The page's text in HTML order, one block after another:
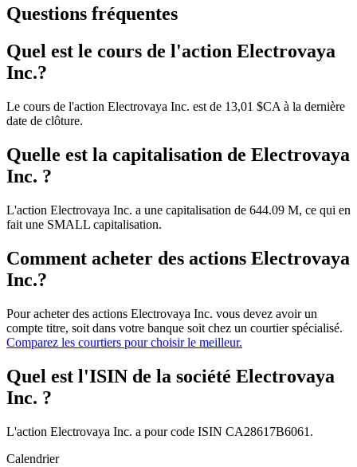
Questions fréquentes
Quel est le cours de l'action Electrovaya
Inc.?
Le cours de l'action Electrovaya Inc. est de 13,01 $CA à la dernière
date de clôture.
Quelle est la capitalisation de Electrovaya
Inc. ?
L'action Electrovaya Inc. a une capitalisation de 644.09 M, ce qui en
fait une SMALL capitalisation.
Comment acheter des actions Electrovaya
Inc.?
Pour acheter des actions Electrovaya Inc. vous devez avoir un
compte titre, soit dans votre banque soit chez un courtier spécialisé.
Comparez les courtiers pour choisir le meilleur.
Quel est l'ISIN de la société Electrovaya
Inc. ?
L'action Electrovaya Inc. a pour code ISIN CA28617B6061.
Calendrier